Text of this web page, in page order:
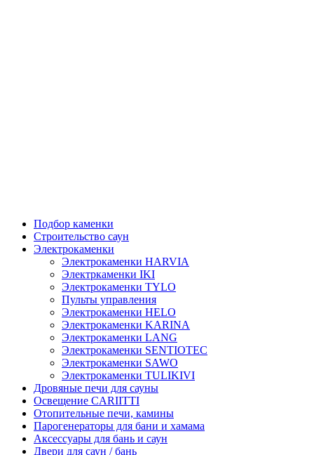
Подбор каменки
Строительство саун
Электрокаменки
Электрокаменки HARVIA
Электркаменки IKI
Электрокаменки TYLO
Пульты управления
Электрокаменки HELO
Электрокаменки KARINA
Электрокаменки LANG
Электрокаменки SENTIOTEC
Электрокаменки SAWO
Электрокаменки TULIKIVI
Дровяные печи для сауны
Освещение CARIITTI
Отопительные печи, камины
Парогенераторы для бани и хамама
Аксессуары для бань и саун
Двери для саун / бань